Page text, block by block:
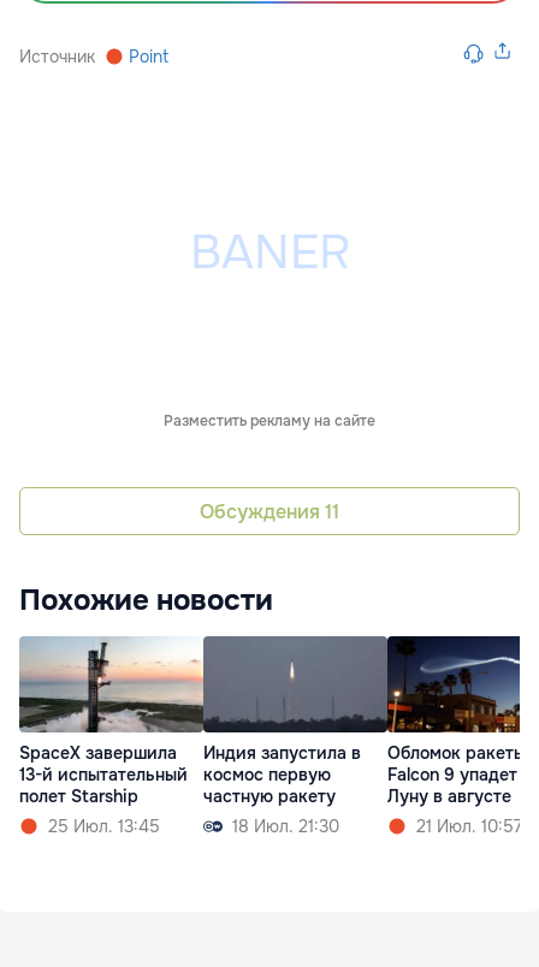
Источник Point
Разместить рекламу на сайте
Обсуждения 11
Похожие новости
SpaceX завершила
13-й испытательный
полет Starship
25 Июл. 13:45
Индия запустила в
космос первую
частную ракету
18 Июл. 21:30
Обломок ракеты
Falcon 9 упадет
Луну в августе
21 Июл. 10:57